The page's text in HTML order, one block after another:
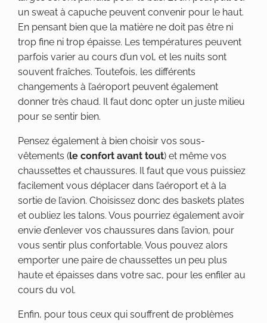
un sweat à capuche peuvent convenir pour le haut.
En pensant bien que la matière ne doit pas être ni
trop fine ni trop épaisse. Les températures peuvent
parfois varier au cours d’un vol, et les nuits sont
souvent fraîches. Toutefois, les différents
changements à l’aéroport peuvent également
donner très chaud. Il faut donc opter un juste milieu
pour se sentir bien.
Pensez également à bien choisir vos sous-
vêtements (le confort avant tout) et même vos
chaussettes et chaussures. Il faut que vous puissiez
facilement vous déplacer dans l’aéroport et à la
sortie de l’avion. Choisissez donc des baskets plates
et oubliez les talons. Vous pourriez également avoir
envie d’enlever vos chaussures dans l’avion, pour
vous sentir plus confortable. Vous pouvez alors
emporter une paire de chaussettes un peu plus
haute et épaisses dans votre sac, pour les enfiler au
cours du vol.
Enfin, pour tous ceux qui souffrent de problèmes